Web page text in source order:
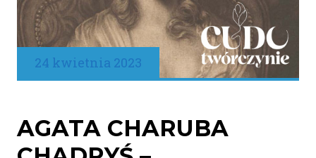
24 kwietnia 2023
AGATA CHARUBA